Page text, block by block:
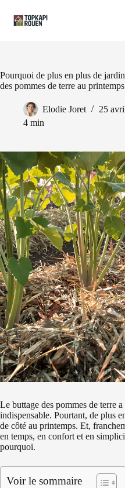
contenu
Pourquoi de plus en plus de
des pommes de terre au printemps
Elodie Joret 25
4 min
Le buttage des pommes de terre
indispensable. Pourtant, de plus
de côté au printemps. Et,
en temps, en confort et en
pourquoi.
Voir le sommaire